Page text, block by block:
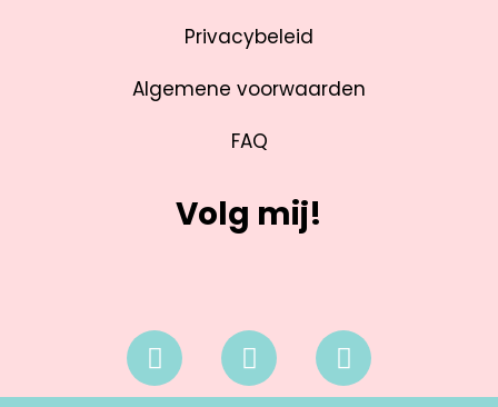
Privacybeleid
Algemene voorwaarden
FAQ
Volg mij!